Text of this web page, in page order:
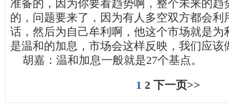
准备的，因为你要看趋势啊，整个未来的趋
的，问题要来了，因为有人多空双方都会利
话，然后为自己牟利啊，他这个市场就是为
是温和的加息，市场会这样反映，我们应该
胡嘉：温和加息一般就是27个基点。
1 2 下一页>>